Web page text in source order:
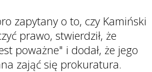
zapytany o to, czy Kamiński
prawo, stwierdził, że
poważne" i dodał, że jego
zająć się prokuratura.